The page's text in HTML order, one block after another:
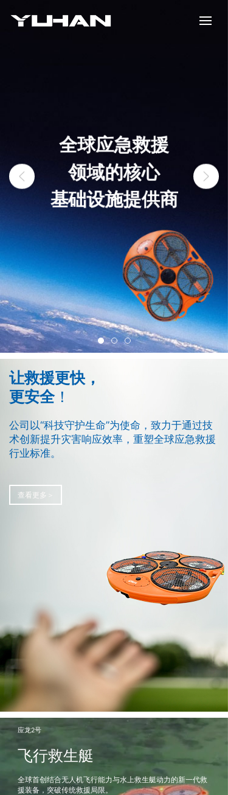
全球应急救援
领域的核心
基础设施提供商
让救援更快，
更安全！
公司以“科技守护生命”为使命，致力于通过技
术创新提升灾害响应效率，重塑全球应急救援
行业标准。
查看更多＞
应龙2号
飞行救生艇
全球首创结合无人机飞行能力与水上救生艇动力的新一代救
援装备，突破传统救援局限。